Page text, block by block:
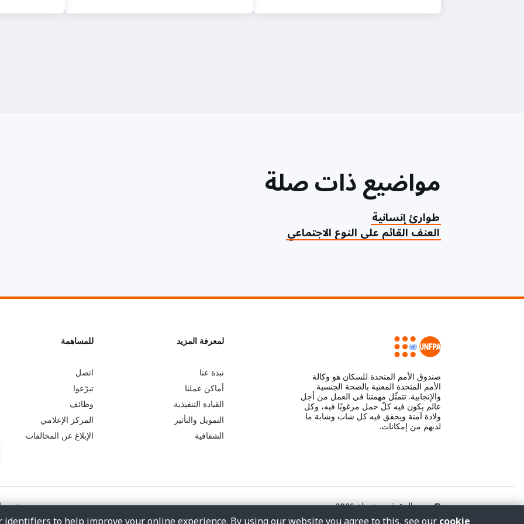
مواضيع ذات صلة
طوارئ إنسانية
العنف القائم على النوع الاجتماعي
صندوق الأمم المتحدة للسكان هو وكالة
الأمم المتحدة المعنية بالصحة الجنسية
والإنجابية. تتمثّل مهمتنا في العمل من أجل
عالم يكون فيه كلّ حمل مرغوبًا فيه، وكل
ولادة آمنة ويحقق فيه كل شاب وشابة ما
لديهم من إمكانات.
L
e
a
r
m
لمعرفة المزيد
نبذة عنا
أماكن عملنا
القيادة التنفيذية
التمويل والتأثير
الشفافية
G
o
b
e
o
للمساهمة
اتصل
تبرّعوا
وظائف
المركز الإعلامي
الإبلاغ عن المخالفات
© جميع الحقوق محفوظة 2026. شروط